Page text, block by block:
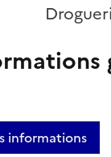
informations